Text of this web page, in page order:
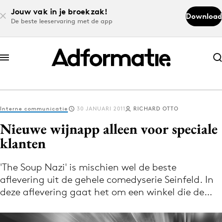
Jouw vak in je broekzak!
De beste leeservaring met de app
Download
Abonneer nu
Abonneer nu
Log in
Volg het laatste nieuws via de Adformatie
Nieuws app
Interne communicatie 30 JANUARI 2011 RICHARD OTTO
Nieuwe wijnapp alleen voor speciale
klanten
'The Soup Nazi' is mischien wel de beste
aflevering uit de gehele comedyserie Seinfeld. In
deze aflevering gaat het om een winkel die de…